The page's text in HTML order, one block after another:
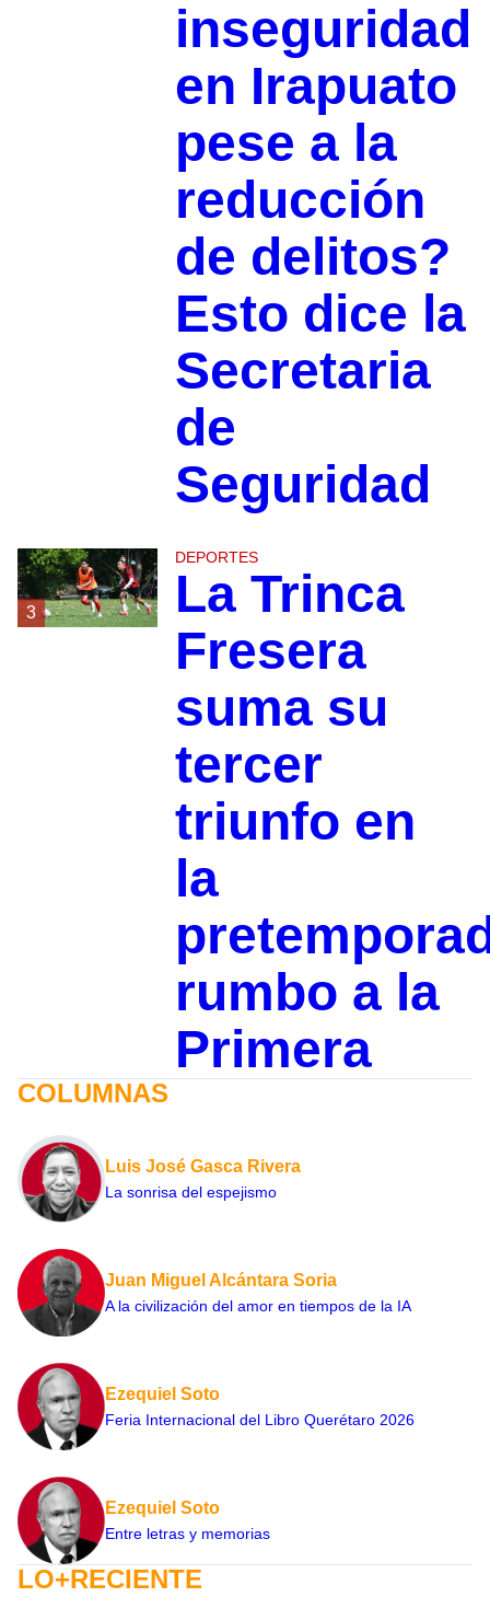
inseguridad
en Irapuato
pese a la
reducción
de delitos?
Esto dice la
Secretaria
de
Seguridad
3
DEPORTES
La Trinca
Fresera
suma su
tercer
triunfo en
la
rumbo a la
Primera
COLUMNAS
Luis José Gasca Rivera
La sonrisa del espejismo
Juan Miguel Alcántara Soria
A la civilización del amor en tiempos de la IA
Ezequiel Soto
Feria Internacional del Libro Querétaro 2026
Ezequiel Soto
Entre letras y memorias
LO+RECIENTE